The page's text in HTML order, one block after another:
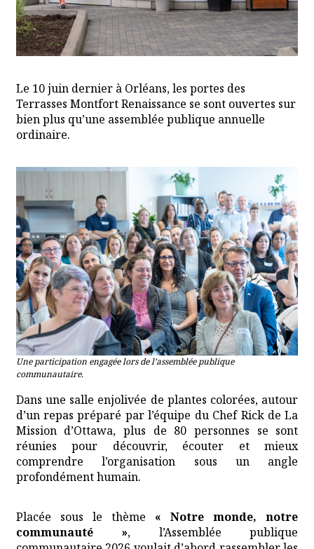
Le 10 juin dernier à Orléans, les portes des
Terrasses Montfort Renaissance se sont ouvertes sur
bien plus qu’une assemblée publique annuelle
ordinaire.
Une participation engagée lors de l’assemblée publique
communautaire.
Dans une salle enjolivée de plantes colorées, autour
d’un repas préparé par l’équipe du Chef Rick de La
Mission d’Ottawa, plus de 80 personnes se sont
réunies pour découvrir, écouter et mieux
comprendre l’organisation sous un angle
profondément humain.
Placée sous le thème « Notre monde, notre
communauté », l’Assemblée publique